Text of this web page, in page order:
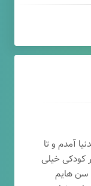
اصفهان بدنیا آمدم و تا
کودکی خیلی
سن هایم